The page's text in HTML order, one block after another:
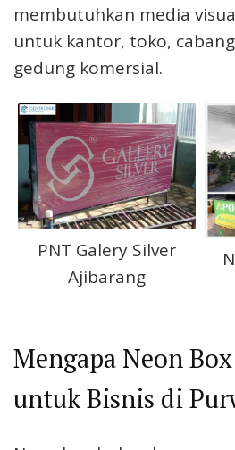
membutuhkan media
untuk kantor, toko,
gedung komersial.
PNT Galery Silver
Ajibarang
Mengapa Neon
untuk Bisnis di